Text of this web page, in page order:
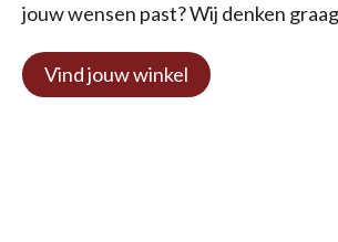
jouw wensen past? Wij denken
Vind jouw winkel